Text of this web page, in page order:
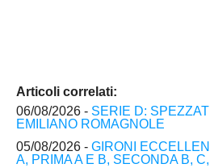
Articoli correlati:
06/08/2026 - SERIE D:
EMILIANO ROMAGNOLE
05/08/2026 - GIRONI
A, PRIMA A E B, SECONDA B,